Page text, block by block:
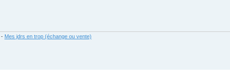
- Mes jdrs en trop (échange ou vente)